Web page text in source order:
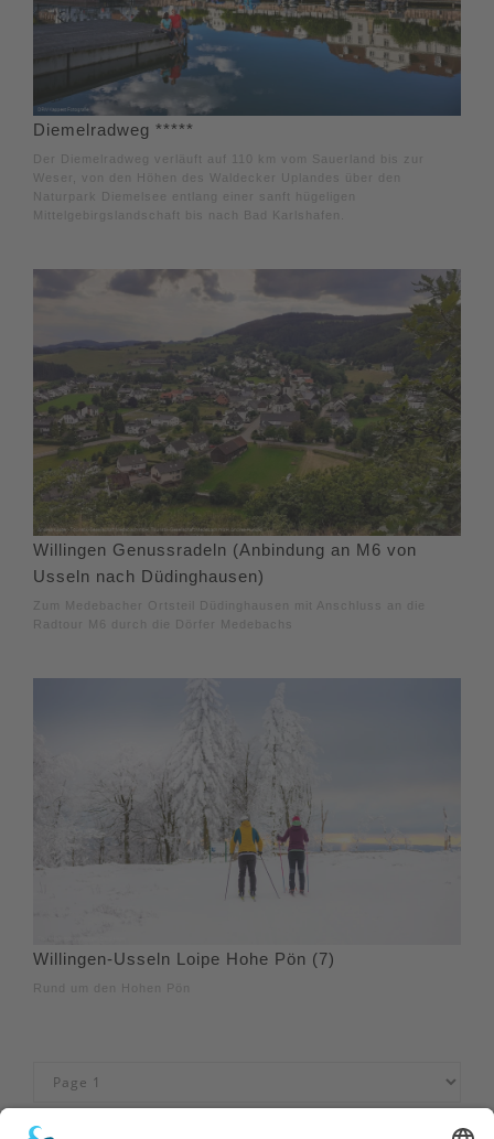
Diemelradweg *****
Der Diemelradweg verläuft auf 110 km vom Sauerland bis zur
Weser, von den Höhen des Waldecker Uplandes über den
Naturpark Diemelsee entlang einer sanft hügeligen
Mittelgebirgslandschaft bis nach Bad Karlshafen.
Willingen Genussradeln (Anbindung an M6 von
Usseln nach Düdinghausen)
Zum Medebacher Ortsteil Düdinghausen mit Anschluss an die
Radtour M6 durch die Dörfer Medebachs
Willingen-Usseln Loipe Hohe Pön (7)
Rund um den Hohen Pön